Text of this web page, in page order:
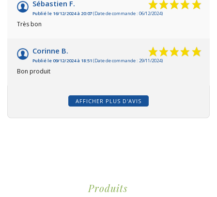
Sébastien F.
Publié le 16/12/2024 à 20:07(Date de commande : 06/12/2024)
Très bon
Corinne B.
Publié le 09/12/2024 à 18:51 (Date de commande : 29/11/2024)
Bon produit
AFFICHER PLUS D'AVIS
Produits